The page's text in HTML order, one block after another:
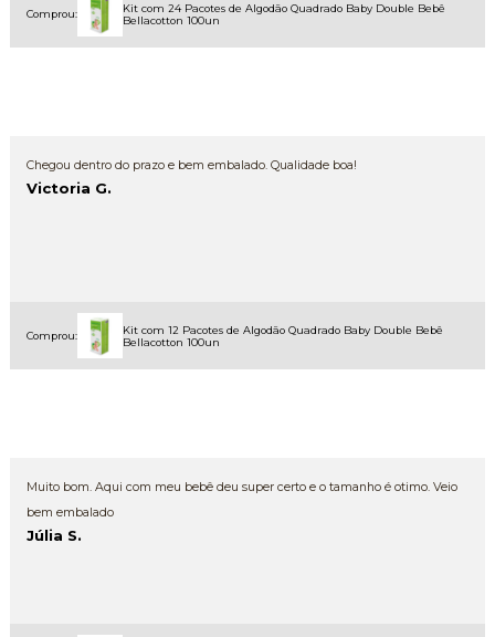
Comprou:
Kit com 24 Pacotes de Algodão Quadrado Baby Double Bebê
Bellacotton 100un
Chegou dentro do prazo e bem embalado. Qualidade boa!
Victoria G.
Comprou:
Kit com 12 Pacotes de Algodão Quadrado Baby Double Bebê
Bellacotton 100un
Muito bom. Aqui com meu bebê deu super certo e o tamanho é otimo. Veio
bem embalado
Júlia S.